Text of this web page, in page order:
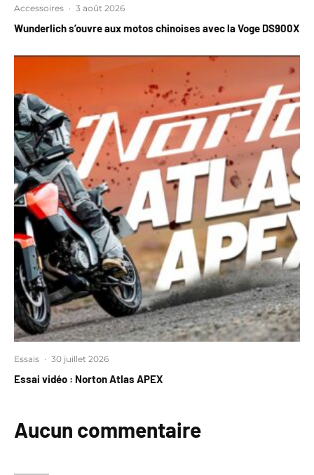
Accessoires · 3 août 2026
Wunderlich s’ouvre aux motos chinoises avec la Voge DS900X
Essais · 30 juillet 2026
Essai vidéo : Norton Atlas APEX
Aucun commentaire